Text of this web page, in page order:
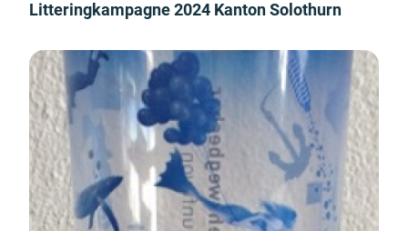
Litteringkampagne 2024 Kanton Solothurn